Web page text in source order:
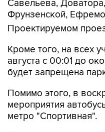
Проектируемом
Кроме того, на всех
будет запрещена
Помимо этого, в
метро "Спортивная".
Согласно открытым